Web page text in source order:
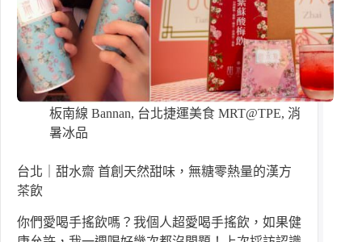
板南線 Bannan, 台北捷運美食 MRT@TPE, 消
暑冰品
台北｜甜水齋 首創天然甜味，無糖零熱量的漢方
茶飲
你們愛喝手搖飲嗎？我個人超愛喝手搖飲，如果健